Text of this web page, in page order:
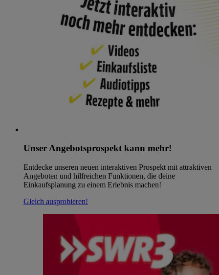
Unser Angebotsprospekt kann mehr!
Entdecke unseren neuen interaktiven Prospekt mit attraktiven
Angeboten und hilfreichen Funktionen, die deine
Einkaufsplanung zu einem Erlebnis machen!
Gleich ausprobieren!